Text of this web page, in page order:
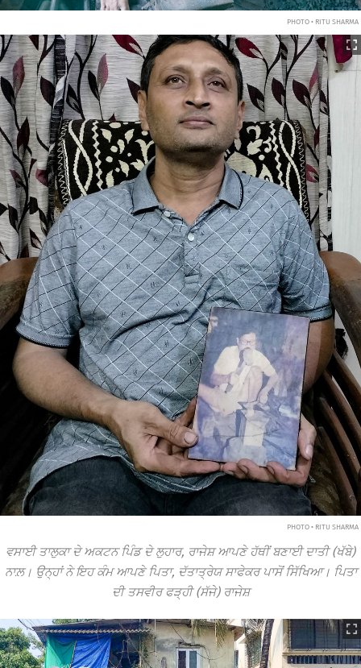
PHOTO • RITU SHARMA
PHOTO • RITU SHARMA
ਵਸਾਈ ਤਾਲੁਕਾ ਦੇ ਅਕਟਨ ਪਿੰਡ ਦੇ ਲੁਹਾਰ, ਰਾਜੇਸ਼ ਆਪਣੇ ਹੱਥੀਂ ਬਣਾਈ ਦਾਤੀ (ਖੱਬੇ)
ਨਾਲ਼। ਉਨ੍ਹਾਂ ਨੇ ਇਹ ਕੰਮ ਆਪਣੇ ਪਿਤਾ, ਦੱਤਾਤ੍ਰੇਯ ਸਾਫੇਕਰ ਪਾਸੋਂ ਸਿੱਖਿਆ। ਪਿਤਾ
ਦੀ ਤਸਵੀਰ ਫੜ੍ਹੀ (ਸੱਜੇ) ਰਾਜੇਸ਼